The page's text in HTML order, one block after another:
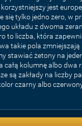
jest
się tylko jedno zero, w
układu z dwoma
to liczba, która
takie pola zmniejszają
stawiać żetony na
całą kolumnę albo dwa
są zakłady na liczby
czarny albo